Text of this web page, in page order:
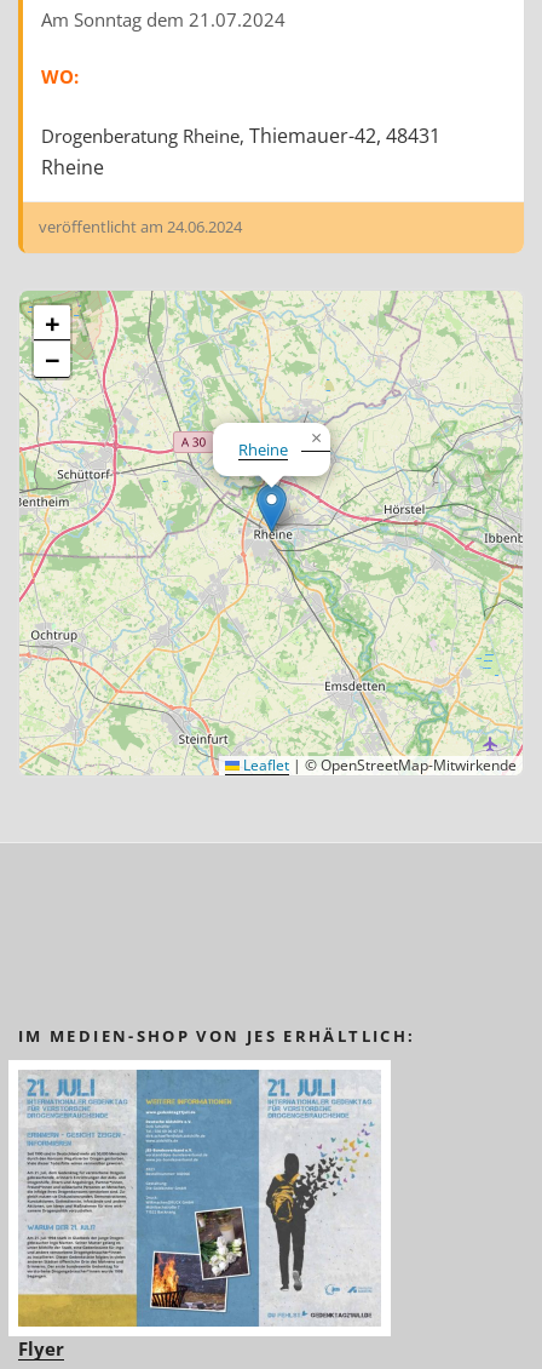
Am Sonntag dem 21.07.2024
WO:
Drogenberatung Rheine, Thiemauer-42, 48431
Rheine
veröffentlicht am 24.06.2024
Rheine ×
+
−
Leaflet | © OpenStreetMap-Mitwirkende
IM MEDIEN-SHOP VON JES ERHÄLTLICH:
Flyer